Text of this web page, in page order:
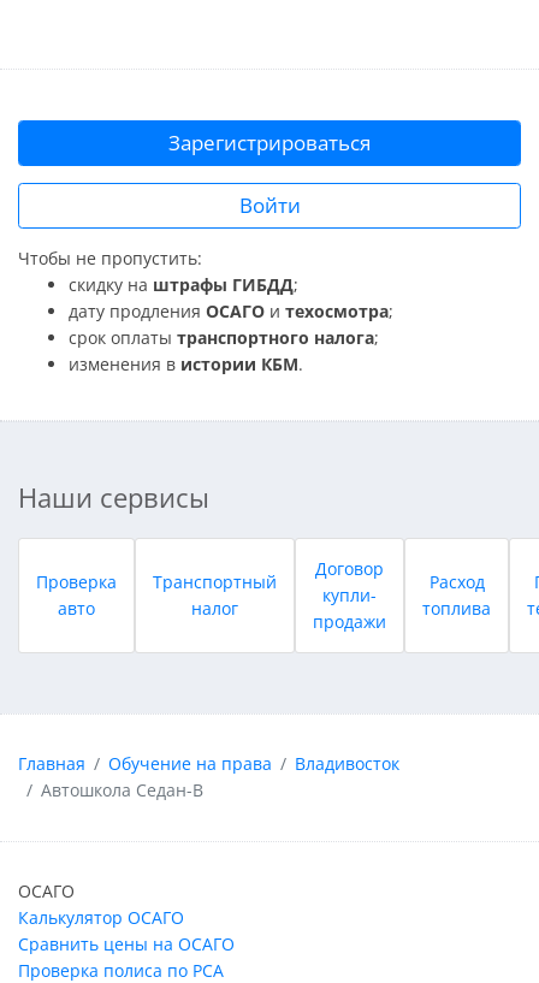
Зарегистрироваться
Войти
Чтобы не пропустить:
скидку на штрафы ГИБДД;
дату продления ОСАГО и техосмотра;
срок оплаты транспортного налога;
изменения в истории КБМ.
Наши сервисы
Проверка
авто
Транспортный
налог
Договор
купли-
продажи
Расход
топлива
Главная Обучение на права
Владивосток
Автошкола Седан-В
ОСАГО
Калькулятор ОСАГО
Сравнить цены на ОСАГО
Проверка полиса по РСА